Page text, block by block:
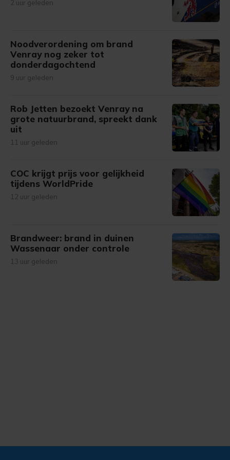
2 uur geleden
Noodverordening om brand
Venray nog zeker tot
donderdagochtend
9 uur geleden
Rob Jetten bezoekt Venray na
grote natuurbrand, spreekt dank
uit
11 uur geleden
COC krijgt prijs voor gelijkheid
tijdens WorldPride
12 uur geleden
Brandweer: brand in duinen
Wassenaar onder controle
13 uur geleden